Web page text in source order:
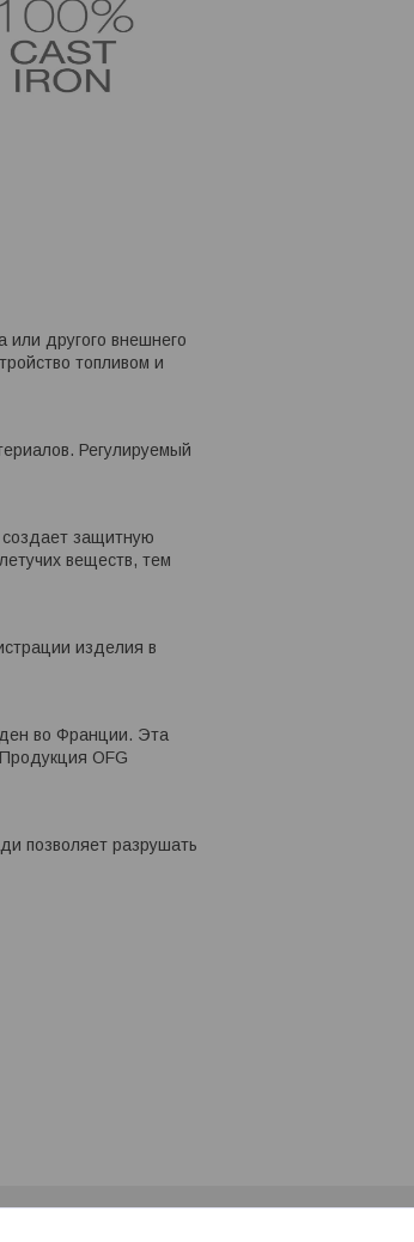
или другого внешнего
топливом и
Регулируемый
создает защитную
веществ, тем
изделия в
во Франции. Эта
OFG
позволяет разрушать